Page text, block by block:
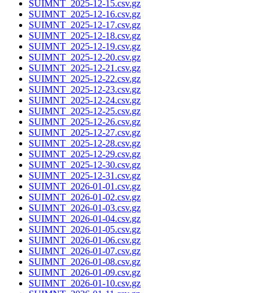
SUIMNT_2025-12-15.csv.gz
SUIMNT_2025-12-16.csv.gz
SUIMNT_2025-12-17.csv.gz
SUIMNT_2025-12-18.csv.gz
SUIMNT_2025-12-19.csv.gz
SUIMNT_2025-12-20.csv.gz
SUIMNT_2025-12-21.csv.gz
SUIMNT_2025-12-22.csv.gz
SUIMNT_2025-12-23.csv.gz
SUIMNT_2025-12-24.csv.gz
SUIMNT_2025-12-25.csv.gz
SUIMNT_2025-12-26.csv.gz
SUIMNT_2025-12-27.csv.gz
SUIMNT_2025-12-28.csv.gz
SUIMNT_2025-12-29.csv.gz
SUIMNT_2025-12-30.csv.gz
SUIMNT_2025-12-31.csv.gz
SUIMNT_2026-01-01.csv.gz
SUIMNT_2026-01-02.csv.gz
SUIMNT_2026-01-03.csv.gz
SUIMNT_2026-01-04.csv.gz
SUIMNT_2026-01-05.csv.gz
SUIMNT_2026-01-06.csv.gz
SUIMNT_2026-01-07.csv.gz
SUIMNT_2026-01-08.csv.gz
SUIMNT_2026-01-09.csv.gz
SUIMNT_2026-01-10.csv.gz